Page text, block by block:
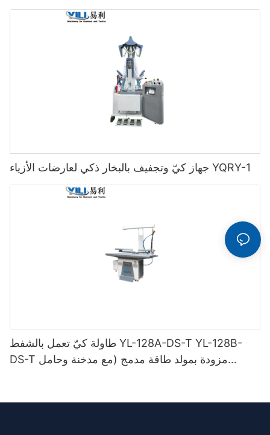
جهاز كيّ وتجفيف بالبخار ذكي لعارضات الأزياء YQRY-1
طاولة كيّ تعمل بالشفط YL-128A-DS-T YL-128B-
DS-T مزودة بمولد طاقة مدمج (مع مدخنة وحامل